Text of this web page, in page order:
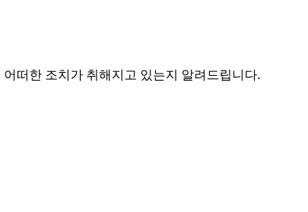
떠한 조치가 취해지고 있는지 알려드립니다.